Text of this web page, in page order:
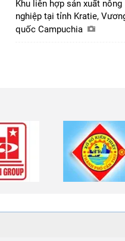
Khu liên hợp sản xuất nông
nghiệp tại tỉnh Kratie,
quốc Campuchia